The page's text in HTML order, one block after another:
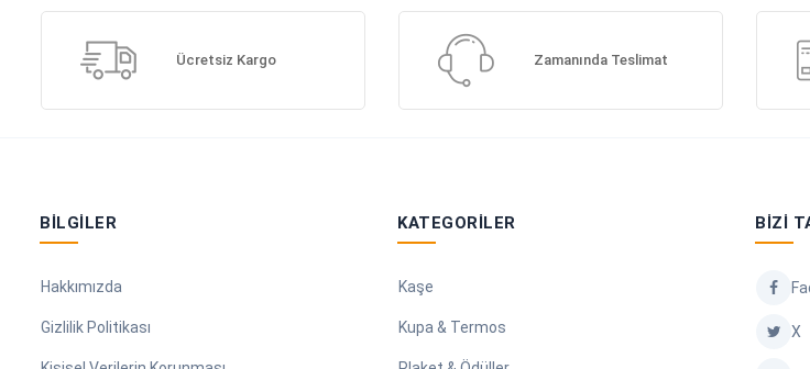
Ücretsiz Kargo Zamanında Teslimat
BILGILER
Hakkımızda
Gizlilik Politikası
KATEGORILER
Kaşe
Kupa & Termos
BIZI
X